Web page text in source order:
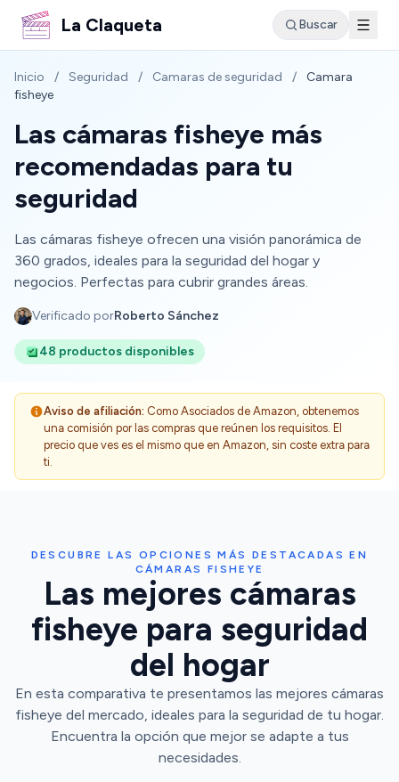
La Claqueta Buscar
Inicio / Seguridad / Camaras de seguridad /
Camara
fisheye
Las cámaras fisheye más
recomendadas para tu
seguridad
Las cámaras fisheye ofrecen una visión panorámica de
360 grados, ideales para la seguridad del hogar y
negocios. Perfectas para cubrir grandes áreas.
Verificado porRoberto Sánchez
48 productos disponibles
Aviso de afiliación: Como Asociados de Amazon, obtenemos
una comisión por las compras que reúnen los requisitos. El
precio que ves es el mismo que en Amazon, sin coste extra para
ti.
DESCUBRE LAS OPCIONES MÁS DESTACADAS EN
CÁMARAS FISHEYE
Las mejores cámaras
fisheye para seguridad
del hogar
En esta comparativa te presentamos las mejores cámaras
fisheye del mercado, ideales para la seguridad de tu hogar.
Encuentra la opción que mejor se adapte a tus
necesidades.